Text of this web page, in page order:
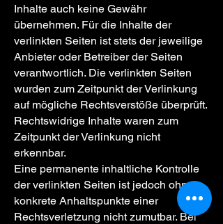
Inhalte auch keine Gewähr
übernehmen. Für die Inhalte der
verlinkten Seiten ist stets der jeweilige
Anbieter oder Betreiber der Seiten
verantwortlich. Die verlinkten Seiten
wurden zum Zeitpunkt der Verlinkung
auf mögliche Rechtsverstöße überprüft.
Rechtswidrige Inhalte waren zum
Zeitpunkt der Verlinkung nicht
erkennbar.
Eine permanente inhaltliche Kontrolle
der verlinkten Seiten ist jedoch ohne
konkrete Anhaltspunkte einer
Rechtsverletzung nicht zumutbar. Bei